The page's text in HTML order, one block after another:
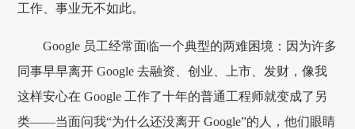
工作、事业无不如此。
Google 员工经常面临一个典型的两难困境：因为许多
同事早早离开 Google 去融资、创业、上市、发财，像我
这样安心在 Google 工作了十年的普通工程师就变成了另
类——当面问我“为什么还没离开 Google”的人，他们眼睛